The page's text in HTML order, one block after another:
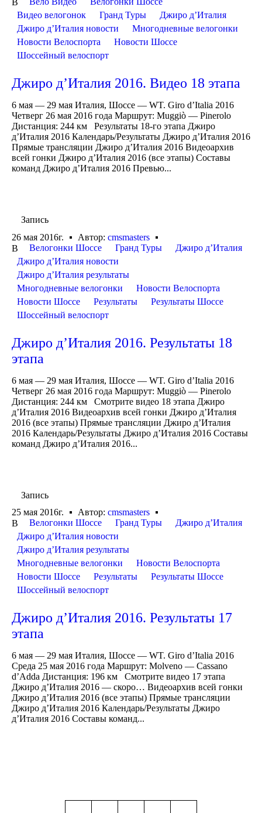
В
Видео велогонок
Гранд Туры
Джиро д’Италия
Джиро д’Италия новости
Многодневные велогонки
Новости Велоспорта
Новости Шоссе
Шоссейный велоспорт
Джиро д’Италия 2016. Видео 18 этапа
6 мая — 29 мая Италия, Шоссе — WT. Giro d’Italia 2016
Четверг 26 мая 2016 года Маршрут: Muggiò — Pinerolo
Дистанция: 244 км Результаты 18-го этапа Джиро
д’Италия 2016 Календарь/Результаты Джиро д’Италия 2016
Прямые трансляции Джиро д’Италия 2016 Видеоархив
всей гонки Джиро д’Италия 2016 (все этапы) Составы
команд Джиро д’Италия 2016 Превью...
Запись
26 мая 2016г.
Автор: cmsmasters
В
Велогонки Шоссе Гранд Туры
Джиро д’Италия
Джиро д’Италия новости
Джиро д’Италия результаты
Многодневные велогонки
Новости Велоспорта
Новости Шоссе
Результаты
Результаты Шоссе
Шоссейный велоспорт
Джиро д’Италия 2016. Результаты 18
этапа
6 мая — 29 мая Италия, Шоссе — WT. Giro d’Italia 2016
Четверг 26 мая 2016 года Маршрут: Muggiò — Pinerolo
Дистанция: 244 км Смотрите видео 18 этапа Джиро
д’Италия 2016 Видеоархив всей гонки Джиро д’Италия
2016 (все этапы) Прямые трансляции Джиро д’Италия
2016 Календарь/Результаты Джиро д’Италия 2016 Составы
команд Джиро д’Италия 2016...
Запись
25 мая 2016г.
Автор: cmsmasters
В
Велогонки Шоссе Гранд Туры
Джиро д’Италия
Джиро д’Италия новости
Джиро д’Италия результаты
Многодневные велогонки
Новости Велоспорта
Новости Шоссе
Результаты
Результаты Шоссе
Шоссейный велоспорт
Джиро д’Италия 2016. Результаты 17
этапа
6 мая — 29 мая Италия, Шоссе — WT. Giro d’Italia 2016
Среда 25 мая 2016 года Маршрут: Molveno — Cassano
d’Adda Дистанция: 196 км Смотрите видео 17 этапа
Джиро д’Италия 2016 — скоро… Видеоархив всей гонки
Джиро д’Италия 2016 (все этапы) Прямые трансляции
Джиро д’Италия 2016 Календарь/Результаты Джиро
д’Италия 2016 Составы команд...